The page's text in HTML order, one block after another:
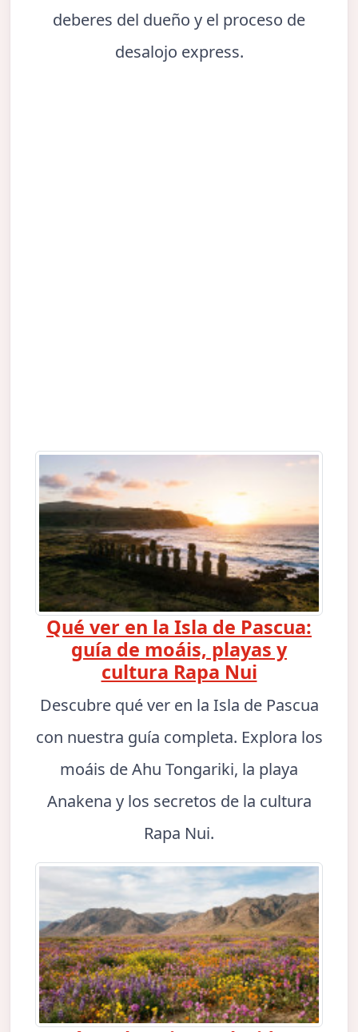
deberes del dueño y el proceso de
desalojo express.
Qué ver en la Isla de Pascua:
guía de moáis, playas y
cultura Rapa Nui
Descubre qué ver en la Isla de Pascua
con nuestra guía completa. Explora los
moáis de Ahu Tongariki, la playa
Anakena y los secretos de la cultura
Rapa Nui.